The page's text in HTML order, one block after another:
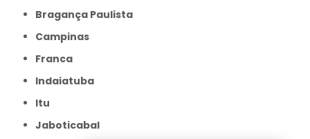
Bragança Paulista
Campinas
Franca
Indaiatuba
Itu
Jaboticabal